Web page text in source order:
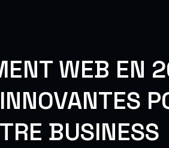
WEB EN
BUSINESS